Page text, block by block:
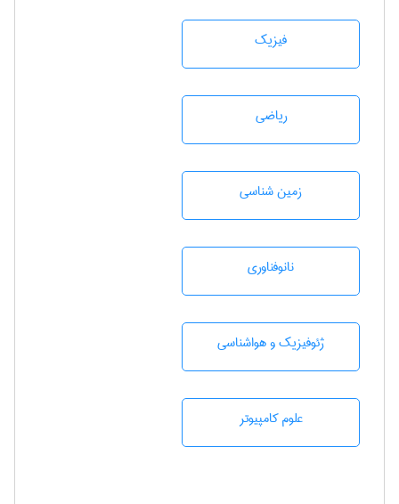
فیزیک
رياضی
زمين شناسی
نانوفناوری
ژئوفيزيك و هواشناسی
علوم کامپیوتر